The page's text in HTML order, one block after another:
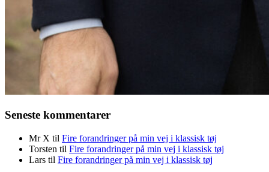
Seneste kommentarer
Mr X til Fire forandringer på min vej i klassisk tøj
Torsten til Fire forandringer på min vej i klassisk tøj
Lars til Fire forandringer på min vej i klassisk tøj